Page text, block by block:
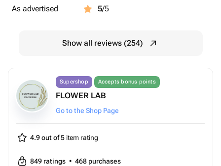
As advertised
5/5
Show all reviews (254)
Supershop Accepts bonus points
FLOWER LAB
Go to the Shop Page
4.9 out of 5 item rating
849 ratings • 468 purchases